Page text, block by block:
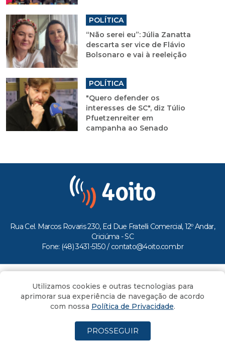
POLÍTICA
“Não serei eu”: Júlia Zanatta
descarta ser vice de Flávio
Bolsonaro e vai à reeleição
POLÍTICA
"Quero defender os
interesses de SC", diz Túlio
Pfuetzenreiter em
campanha ao Senado
Rua Cel. Marcos Rovaris 230, Ed Due Fratelli Comercial, 12º Andar,
Criciúma - SC
Fone: (48) 3431-5150 / contato@4oito.com.br
Todos os direitos reservados ao Portal 4oito
Utilizamos cookies e outras tecnologias para
aprimorar sua experiência de navegação de acordo
com nossa Política de Privacidade.
PROSSEGUIR